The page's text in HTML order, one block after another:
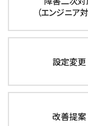
（エンジニア
設定変更
改善提案